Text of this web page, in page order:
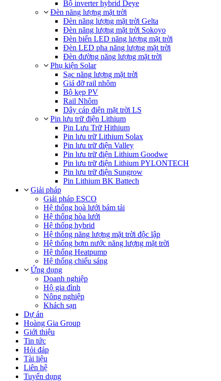
Bộ inverter hybrid Deye
Đèn năng lượng mặt trời
Đèn năng lượng mặt trời Gelta
Đèn năng lượng mặt trời Sokoyo
Đèn biển LED năng lượng mặt trời
Đèn LED pha năng lượng mặt trời
Đèn đường năng lượng mặt trời
Phụ kiện Solar
Sạc năng lượng mặt trời
Giá đỡ rail nhôm
Bộ kẹp PV
Rail Nhôm
Dây cáp điện mặt trời LS
Pin lưu trữ điện Lithium
Pin Lưu Trữ Hithium
Pin lưu trữ Lithium Solax
Pin lưu trữ điện Valley
Pin lưu trữ điện Lithium Goodwe
Pin lưu trữ điện Lithium PYLONTECH
Pin lưu trữ điện Sungrow
Pin Lithium BK Battech
Giải pháp
Giải pháp ESCO
Hệ thống hoà lưới bám tải
Hệ thống hòa lưới
Hệ thống hybrid
Hệ thống năng lượng mặt trời độc lập
Hệ thống bơm nước năng lượng mặt trời
Hệ thống Heatpump
Hệ thống chiếu sáng
Ứng dụng
Doanh nghiệp
Hộ gia đình
Nông nghiệp
Khách sạn
Dự án
Hoàng Gia Group
Giới thiệu
Tin tức
Hỏi đáp
Tài liệu
Liên hệ
Tuyển dụng